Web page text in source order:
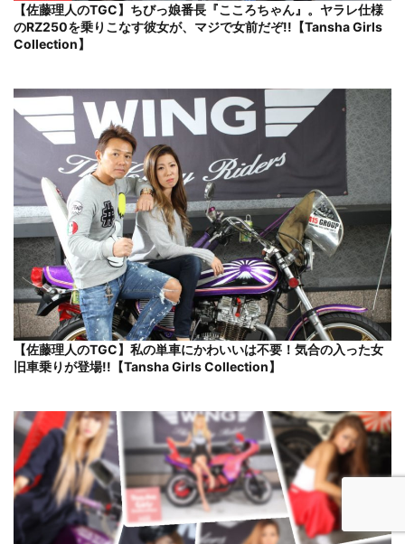
【佐藤理人のTGC】ちびっ娘番長『こころちゃん』。ヤラレ仕様
のRZ250を乗りこなす彼女が、マジで女前だぞ!!【Tansha Girls
Collection】
【佐藤理人のTGC】私の単車にかわいいは不要！気合の入った女
旧車乗りが登場!!【Tansha Girls Collection】